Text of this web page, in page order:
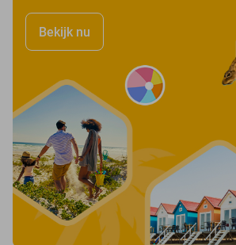
Bekijk nu